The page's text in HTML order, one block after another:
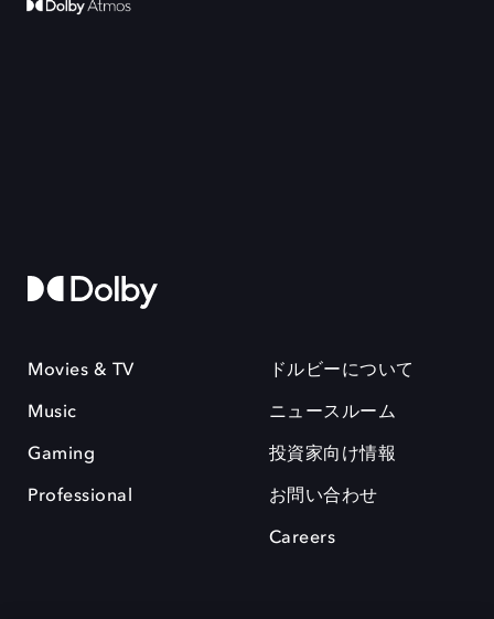
Movies & TV
Music
Gaming
Professional
ドルビーについて
ニュースルーム
投資家向け情報
お問い合わせ
Careers